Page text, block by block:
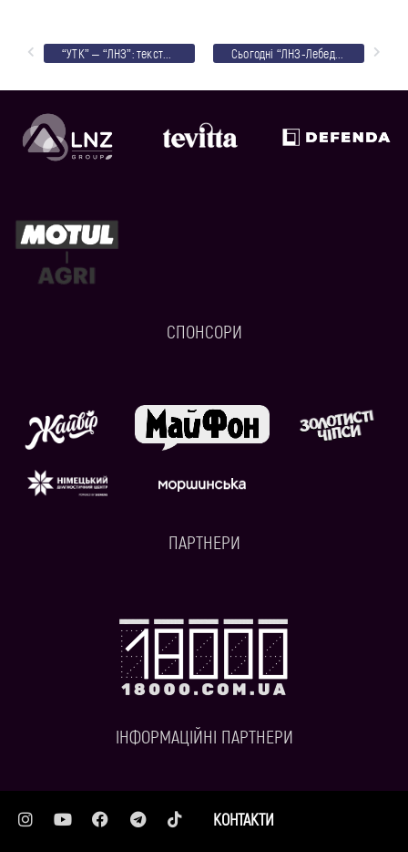
Сьогодні “ЛНЗ-Лебедин” розпочинає друге коло чемпіонату району
СПОНСОРИ
ПАРТНЕРИ
ІНФОРМАЦІЙНІ ПАРТНЕРИ
КОНТАКТИ